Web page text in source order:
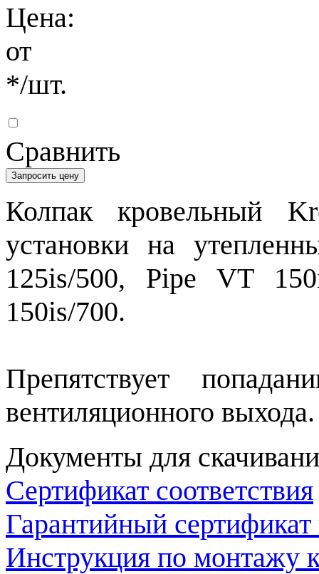
Цена:
от
*/шт.
Сравнить
Запросить цену
Колпак кровельный
установки на
125is/500, Pipe VT
150is/700.
Препятствует
вентиляционного выхода.
Документы для
Сертификат соответствия
Гарантийный
Инструкция по монтажу